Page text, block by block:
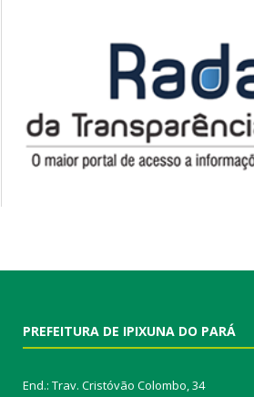
PREFEITURA DE IPIXUNA DO PARÁ
End.: Trav. Cristóvão Colombo, 34